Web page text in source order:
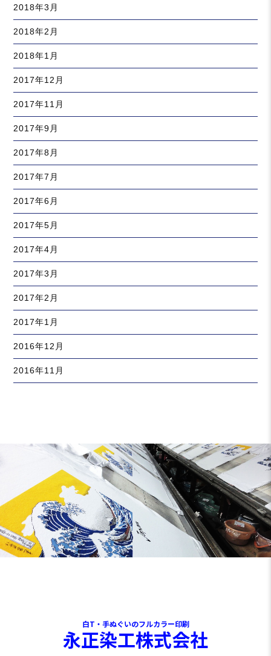
2018年3月
2018年2月
2018年1月
2017年12月
2017年11月
2017年9月
2017年8月
2017年7月
2017年6月
2017年5月
2017年4月
2017年3月
2017年2月
2017年1月
2016年12月
2016年11月
白T・手ぬぐいのフルカラー印刷
永正染工株式会社